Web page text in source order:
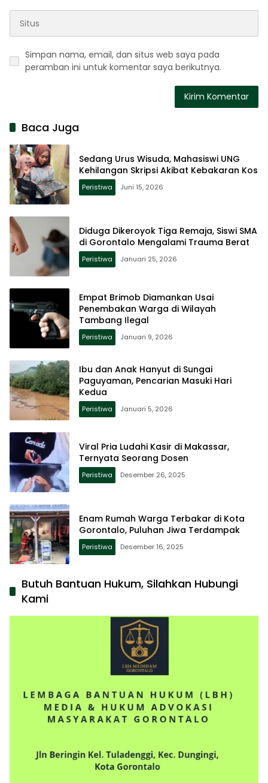
Simpan nama, email, dan situs web saya pada
peramban ini untuk komentar saya berikutnya.
Baca Juga
Sedang Urus Wisuda, Mahasiswi UNG
Kehilangan Skripsi Akibat Kebakaran Kos
Peristiwa Juni 15, 2026
Diduga Dikeroyok Tiga Remaja, Siswi SMA
di Gorontalo Mengalami Trauma Berat
Peristiwa Januari 25, 2026
Empat Brimob Diamankan Usai
Penembakan Warga di Wilayah
Tambang Ilegal
Peristiwa Januari 9, 2026
Ibu dan Anak Hanyut di Sungai
Paguyaman, Pencarian Masuki Hari
Kedua
Peristiwa Januari 5, 2026
Viral Pria Ludahi Kasir di Makassar,
Ternyata Seorang Dosen
Peristiwa Desember 26, 2025
Enam Rumah Warga Terbakar di Kota
Gorontalo, Puluhan Jiwa Terdampak
Peristiwa Desember 16, 2025
Butuh Bantuan Hukum, Silahkan Hubungi
Kami